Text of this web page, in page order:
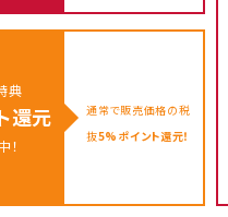
典
還元
！
通常で販売価格の税
抜5%ポイント還元！